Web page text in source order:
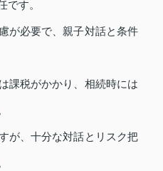
です。
が必要で、親子対話と条件
課税がかかり、相続時には
が、十分な対話とリスク把